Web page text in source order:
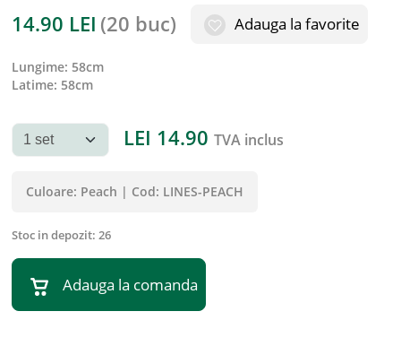
14.90 LEI (20 buc) Adauga la favorite
lungime: 58cm
latime: 58cm
LEI 14.90 TVA inclus
Culoare: Peach | Cod: LINES-PEACH
Stoc in depozit: 26
Adauga la comanda